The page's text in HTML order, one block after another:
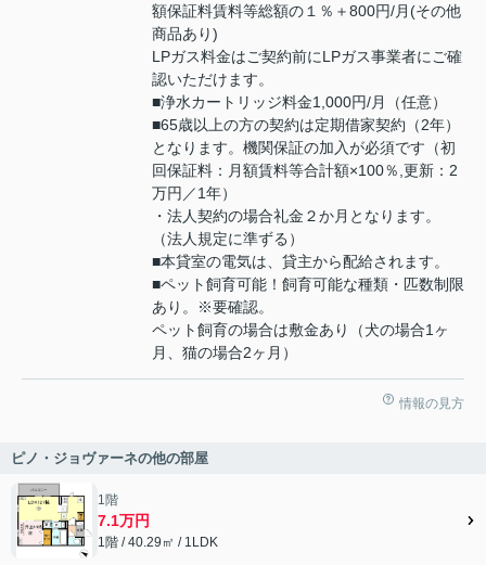
額保証料賃料等総額の１％＋800円/月(その他
商品あり)
LPガス料金はご契約前にLPガス事業者にご確
認いただけます。
■浄水カートリッジ料金1,000円/月（任意）
■65歳以上の方の契約は定期借家契約（2年）
となります。機関保証の加入が必須です（初
回保証料：月額賃料等合計額×100％,更新：2
万円／1年）
・法人契約の場合礼金２か月となります。
（法人規定に準ずる）
■本貸室の電気は、貸主から配給されます。
■ペット飼育可能！飼育可能な種類・匹数制限
あり。※要確認。
ペット飼育の場合は敷金あり（犬の場合1ヶ
月、猫の場合2ヶ月）
情報の見方
ピノ・ジョヴァーネの他の部屋
1階
7.1万円
1階 / 40.29㎡ / 1LDK